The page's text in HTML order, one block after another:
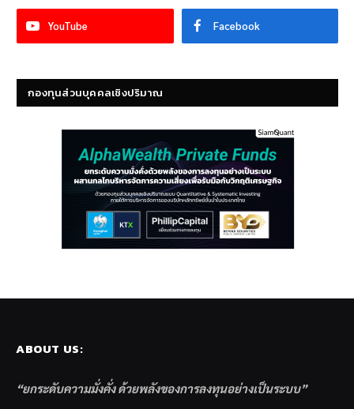
YouTube Facebook
กองทุนส่วนบุคคลเชิงปริมาณ
ABOUT US:
“ยกระดับความมั่งคั่ง ด้วยพลังของการลงทุนอย่างเป็นระบบ”